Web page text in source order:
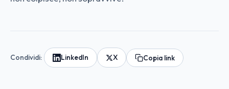
Condividi: LinkedIn X Copia link